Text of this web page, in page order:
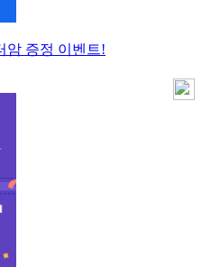
암 증정 이벤트!